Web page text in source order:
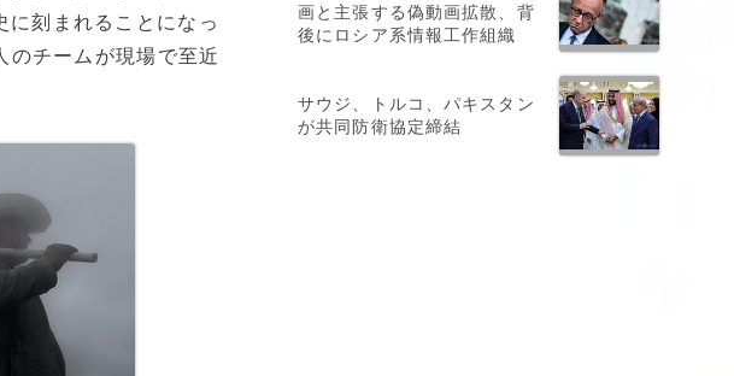
に刻まれることになっ
のチームが現場で至近
画と主張する偽動画拡散、背
後にロシア系情報工作組織
サウジ、トルコ、パキスタン
が共同防衛協定締結